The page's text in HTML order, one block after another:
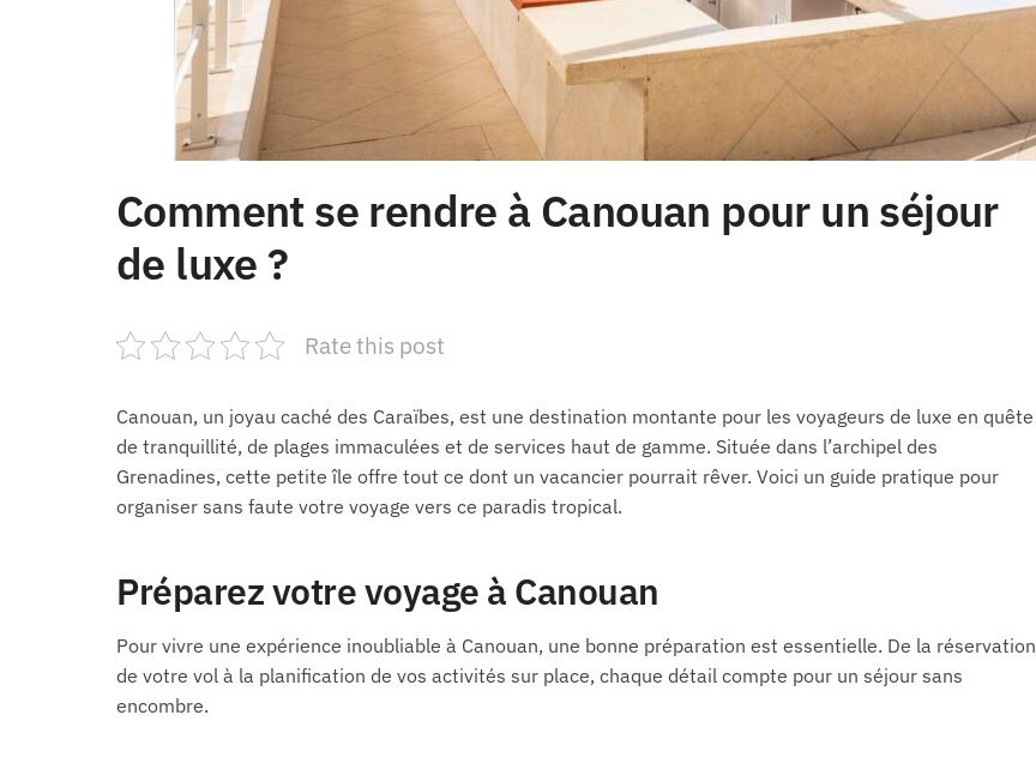
Comment se rendre à Canouan pour un séjour
de luxe ?
Rate this post
Canouan, un joyau caché des Caraïbes, est une destination montante pour les voyageurs de luxe en quête
de tranquillité, de plages immaculées et de services haut de gamme. Située dans l’archipel des
Grenadines, cette petite île offre tout ce dont un vacancier pourrait rêver. Voici un guide pratique pour
organiser sans faute votre voyage vers ce paradis tropical.
Préparez votre voyage à Canouan
Pour vivre une expérience inoubliable à Canouan, une bonne préparation est essentielle. De la réservation
de votre vol à la planification de vos activités sur place, chaque détail compte pour un séjour sans
encombre.